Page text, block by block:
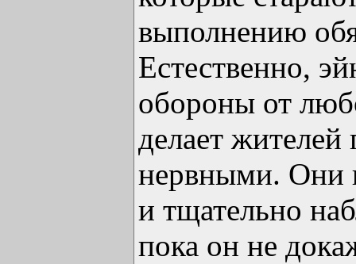
выполнению
Естественно,
обороны от
делает
нервными. Они
и тщательно
пока он не